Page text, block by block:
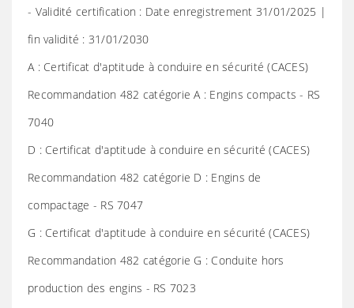
- Validité certification : Date enregistrement 31/01/2025 |
fin validité : 31/01/2030
A : Certificat d'aptitude à conduire en sécurité (CACES)
Recommandation 482 catégorie A : Engins compacts - RS
7040
D : Certificat d'aptitude à conduire en sécurité (CACES)
Recommandation 482 catégorie D : Engins de
compactage - RS 7047
G : Certificat d'aptitude à conduire en sécurité (CACES)
Recommandation 482 catégorie G : Conduite hors
production des engins - RS 7023